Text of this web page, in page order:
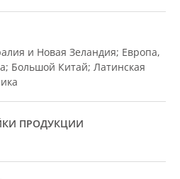
и Новая Зеландия; Европа,
Большой Китай; Латинская
ПРОДУКЦИИ